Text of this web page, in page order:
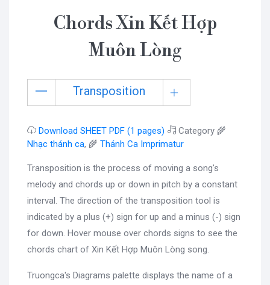
Chords Xin Kết Hợp
Muôn Lòng
Transposition
Download SHEET PDF (1 pages)
Category 🌾
Nhạc thánh ca, 🌾 Thánh Ca Imprimatur
Transposition is the process of moving a song's
melody and chords up or down in pitch by a constant
interval. The direction of the transposition tool is
indicated by a plus (+) sign for up and a minus (-) sign
for down. Hover mouse over chords signs to see the
chords chart of Xin Kết Hợp Muôn Lòng song.
Truongca's Diagrams palette displays the name of a